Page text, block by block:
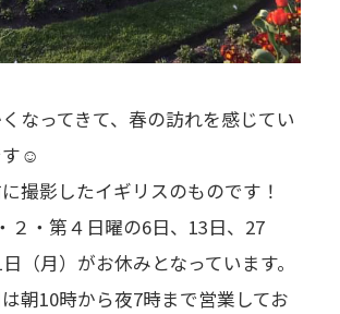
なってきて、春の訪れを感じてい
す☺
撮影したイギリスのものです！
２・第４日曜の6日、13日、27
（月）がお休みとなっています。
朝10時から夜7時まで営業してお